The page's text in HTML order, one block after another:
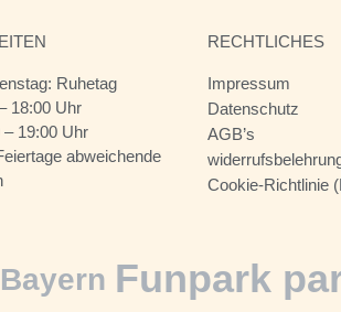
Ruhetag
18:00 Uhr
– 19:00 Uhr
abweichende
RECHTLICHES
Impressum
Datenschutz
AGB’s
Cookie-Richtlinie
Funpark